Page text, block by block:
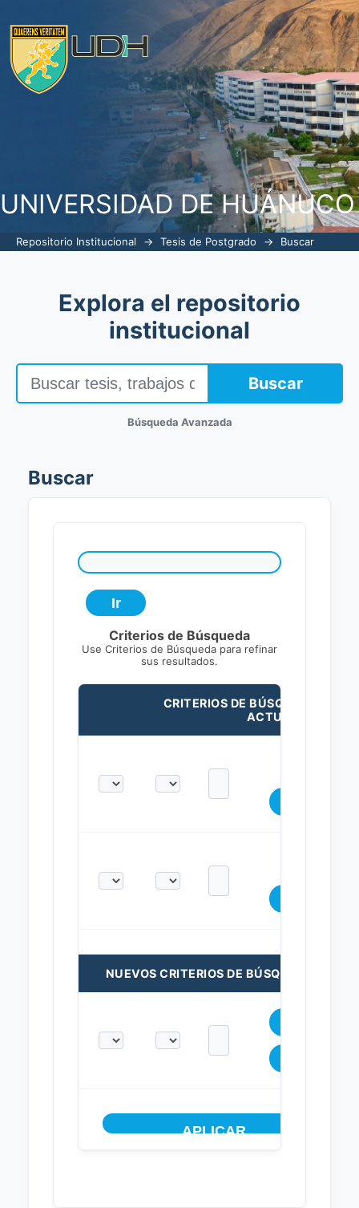
UNIVERSIDAD DE HUÁNUCO
Repositorio Institucional → Tesis de Postgrado → Buscar
Explora el repositorio
institucional
Buscar
Búsqueda Avanzada
Buscar
Criterios de Búsqueda
Use Criterios de Búsqueda para refinar
sus resultados.
CRITERIOS DE BÚSQUEDA
ACTUALES:
NUEVOS CRITERIOS DE BÚSQUEDA: